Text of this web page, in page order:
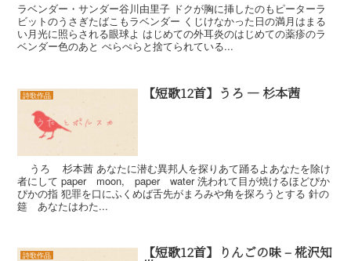
ラベンダー・サンダー谷川由里子 ドクが胸に挿したのもピーターラ
ビットのうさぎたばこもラベンダー くじけなかった日の満月はまる
い月光に照らされる眼球よ はじめての外耳炎のはじめての薬疹のラ
ベンダー色のあと ぺらぺらと捨てられている...
詩歌作品 【短歌12首】うろ — 杉本茜
うろ 杉本茜 あなたに潜む異邦人を探りあて踊るよあなたを除け
者にして paper moon, paper water 洗われて目が焼けるほどぴか
ぴかの指 犯罪を口にふくめば舌先がまろみや角を探ろうとする 針の
筵 あなたはわた...
詩歌作品 【短歌12首】りんごの味 – 椛沢知